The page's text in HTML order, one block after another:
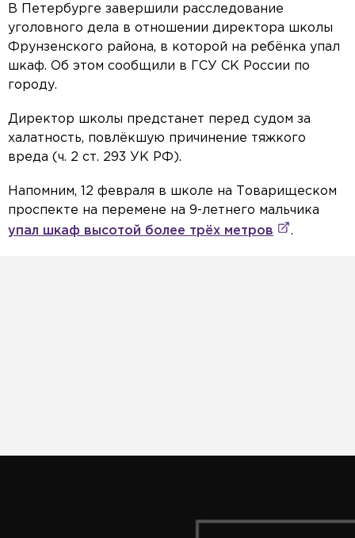
В Петербурге завершили расследование
уголовного дела в отношении директора школы
Фрунзенского района, в которой на ребёнка упал
шкаф. Об этом сообщили в ГСУ СК России по
городу.
Директор школы предстанет перед судом за
халатность, повлёкшую причинение тяжкого
вреда (ч. 2 ст. 293 УК РФ).
Напомним, 12 февраля в школе на Товарищеском
проспекте на перемене на 9-летнего мальчика
упал шкаф высотой более трёх метров
.